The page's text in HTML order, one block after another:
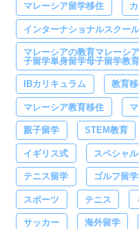
マレーシア留学移住
インターナショナルスクー
マレーシアの教育マレーシ
子留学単身留学母子留学教育
IBカリキュラム 教育
マレーシア教育移住
親子留学 STEM教育
イギリス式 スペシャ
テニス留学 ゴルフ留学
スポーツ テニス
サッカー 海外留学